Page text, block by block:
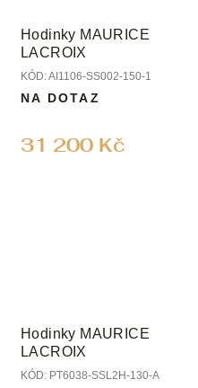
Hodinky MAURICE
LACROIX
KÓD:AI1106-SS002-150-1
31 200 Kč
NA DOTAZ
Hodinky MAURICE
LACROIX
KÓD: PT6038-SSL2H-130-A